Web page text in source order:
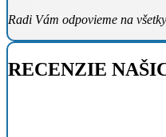
Radi Vám odpovieme na
RECENZIE